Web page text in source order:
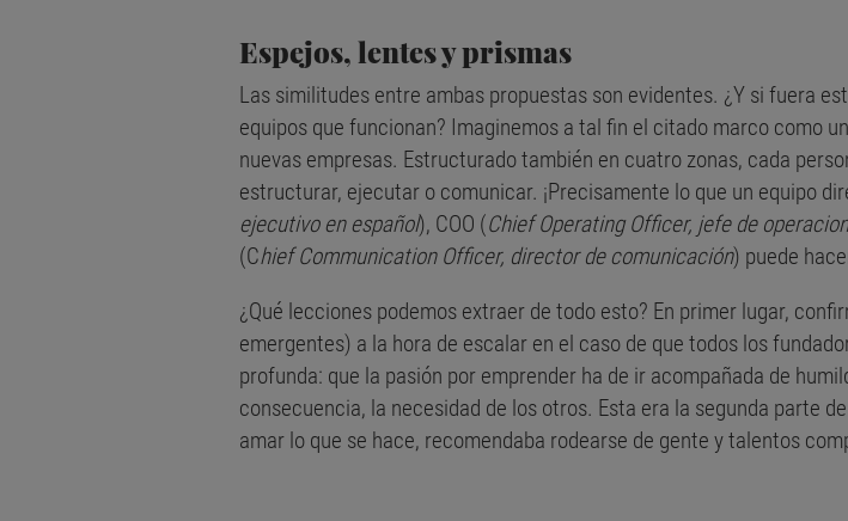
Espejos, lentes y prismas
Las similitudes entre ambas propuestas son evidentes. ¿Y si fuera
equipos que funcionan? Imaginemos a tal fin el citado marco como
nuevas empresas. Estructurado también en cuatro zonas, cada
estructurar, ejecutar o comunicar. ¡Precisamente lo que un equipo
ejecutivo en español), COO (Chief Operating Officer, jefe de
(Chief Communication Officer, director de comunicación) puede
¿Qué lecciones podemos extraer de todo esto? En primer lugar,
emergentes) a la hora de escalar en el caso de que todos los
profunda: que la pasión por emprender ha de ir acompañada de
consecuencia, la necesidad de los otros. Esta era la segunda parte
amar lo que se hace, recomendaba rodearse de gente y talentos